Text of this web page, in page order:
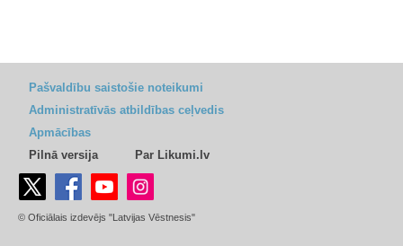
Pašvaldību saistošie noteikumi
Administratīvās atbildības ceļvedis
Apmācības
Pilnā versija
Par Likumi.lv
© Oficiālais izdevējs "Latvijas Vēstnesis"